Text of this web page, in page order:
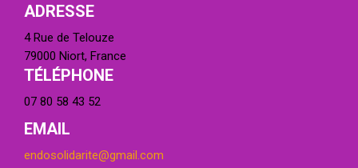
ADRESSE
4 Rue de Telouze
79000 Niort, France
TÉLÉPHONE
07 80 58 43 52
EMAIL
endosolidarite@gmail.com